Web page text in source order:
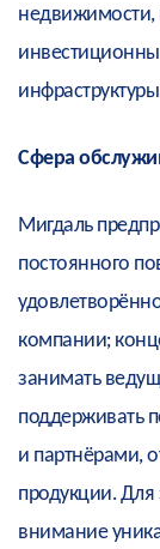
недвижимости,
Сфера
Мигдаль
постоянного
компании;
занимать
поддерживать
и партнёрами,
продукции. Для
внимание